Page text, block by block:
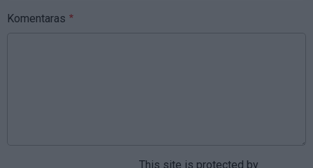
Komentaras
This site is protected by